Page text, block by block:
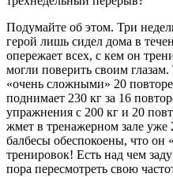
Подумайте об этом. Три
герой лишь сидел дома в
опережает всех, с кем он
могли поверить своим
«очень сложными» 20
поднимает 230 кг за 16
упражнения с 200 кг и 20
жмет в тренажерном зале уже
балбесы обеспокоены, что он
тренировок! Есть над чем
пора пересмотреть свою